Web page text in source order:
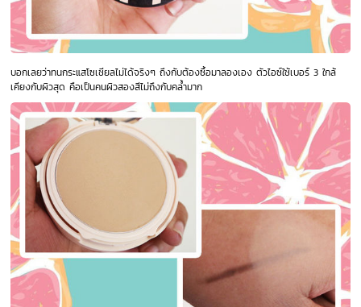
บอกเลยว่าทนกระแสโซเชียลไม่ได้จริงๆ ถึงกับต้องซื้อมาลองเอง ตัวไอซ์ใช้เบอร์ 3 ใกล้
เคียงกับผิวสุด คือเป็นคนผิวสองสีไม่ถึงกับคล้ำมาก